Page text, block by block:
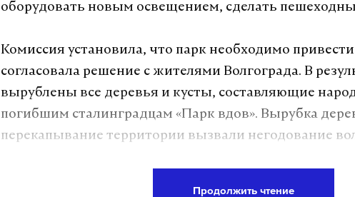
оборудовать новым освещением, сделать
Комиссия установила, что парк необходимо
согласовала решение с жителями Волгограда. В
вырублены все деревья и кусты, составляющие
погибшим сталинградцам «Парк вдов». Вырубка
перекапывание территории вызвали негодование
MAX. Он работает там,
Продолжить чтение